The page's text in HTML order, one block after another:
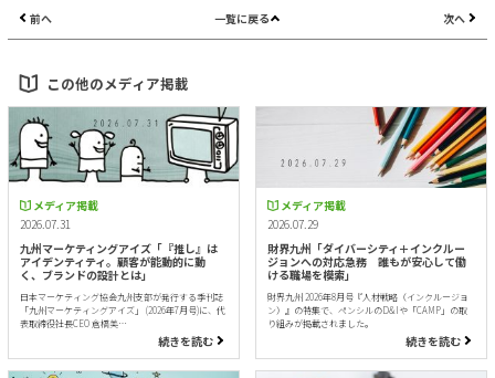
前へ 一覧に戻る 次へ
この他のメディア掲載
メディア掲載
2026.07.31
九州マーケティングアイズ「『推し』は
アイデンティティ。顧客が能動的に動
く、ブランドの設計とは」
日本マーケティング協会九州支部が発行する季刊誌
「九州マーケティングアイズ」 (2026年7月号)に、代
表取締役社長CEO 倉橋美…
続きを読む
メディア掲載
2026.07.29
財界九州「ダイバーシティ＋インクルー
ジョンへの対応急務 誰もが安心して働
ける職場を模索」
財界九州 2026年8月号『人材戦略（インクルージョ
ン）』の特集で、ペンシルのD&Iや「CAMP」の取
り組みが掲載されました。
続きを読む